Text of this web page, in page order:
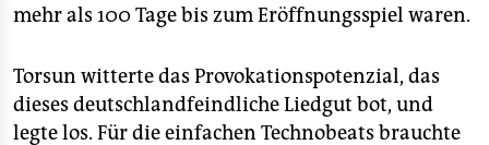
mehr als 100 Tage bis zum Eröffnungsspiel waren.
Torsun witterte das Provokationspotenzial, das
dieses deutschlandfeindliche Liedgut bot, und
legte los. Für die einfachen Technobeats brauchte